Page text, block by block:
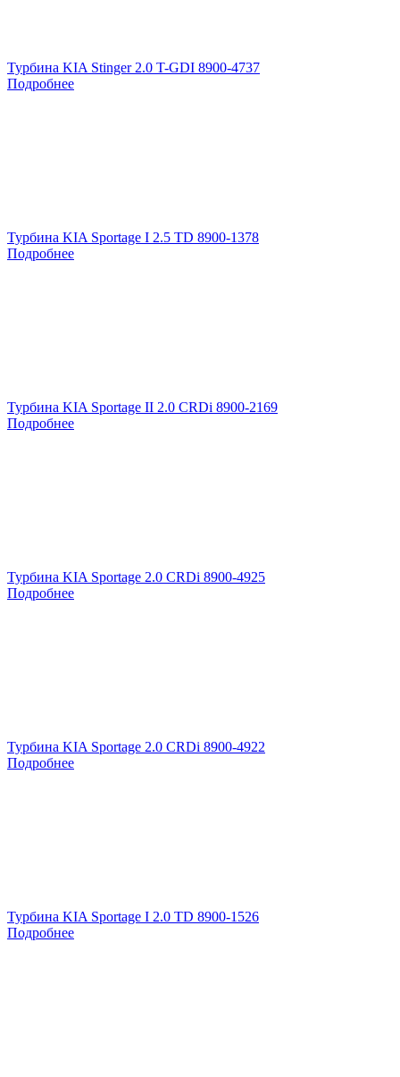
Турбина KIA Stinger 2.0 T-GDI 8900-4737
Подробнее
Турбина KIA Sportage I 2.5 TD 8900-1378
Подробнее
Турбина KIA Sportage II 2.0 CRDi 8900-2169
Подробнее
Турбина KIA Sportage 2.0 CRDi 8900-4925
Подробнее
Турбина KIA Sportage 2.0 CRDi 8900-4922
Подробнее
Турбина KIA Sportage I 2.0 TD 8900-1526
Подробнее